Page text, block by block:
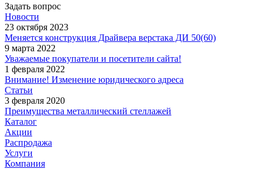
Задать вопрос
Новости
23 октября 2023
Меняется конструкция Драйвера верстака ДИ 50(60)
9 марта 2022
Уважаемые покупатели и посетители сайта!
1 февраля 2022
Внимание! Изменение юридического адреса
Статьи
3 февраля 2020
Преимущества металлический стеллажей
Каталог
Акции
Распродажа
Услуги
Компания